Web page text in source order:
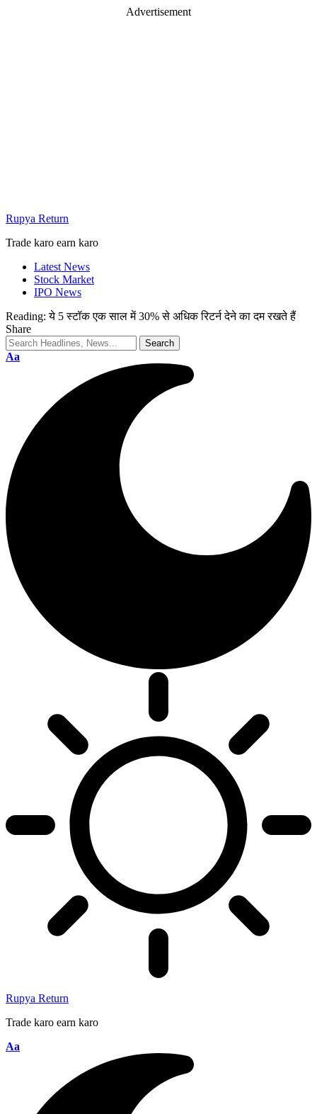
Advertisement
Rupya Return
Trade karo earn karo
Latest News
Stock Market
IPO News
Reading: ये 5 स्टॉक एक साल में 30% से अधिक रिटर्न देने का दम रखते हैं
Share
Aa
Rupya Return
Trade karo earn karo
Aa